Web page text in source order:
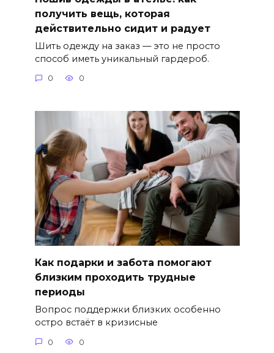
получить вещь, которая
действительно сидит и радует
Шить одежду на заказ — это не просто
способ иметь уникальный гардероб.
0 0
Как подарки и забота помогают
близким проходить трудные
периоды
Вопрос поддержки близких особенно
остро встаёт в кризисные
0 0